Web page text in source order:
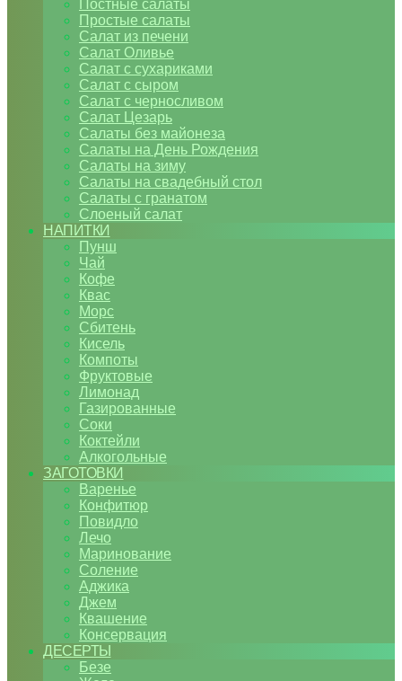
Постные салаты
Простые салаты
Салат из печени
Салат Оливье
Салат с сухариками
Салат с сыром
Салат с черносливом
Салат Цезарь
Салаты без майонеза
Салаты на День Рождения
Салаты на зиму
Салаты на свадебный стол
Салаты с гранатом
Слоеный салат
НАПИТКИ
Пунш
Чай
Кофе
Квас
Морс
Сбитень
Кисель
Компоты
Фруктовые
Лимонад
Газированные
Соки
Коктейли
Алкогольные
ЗАГОТОВКИ
Варенье
Конфитюр
Повидло
Лечо
Маринование
Соление
Аджика
Джем
Квашение
Консервация
ДЕСЕРТЫ
Безе